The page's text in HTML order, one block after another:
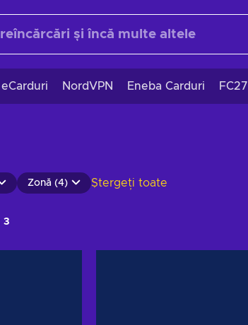
eCarduri NordVPN Eneba Carduri FC27
Zonă (4) Ștergeți toate
3